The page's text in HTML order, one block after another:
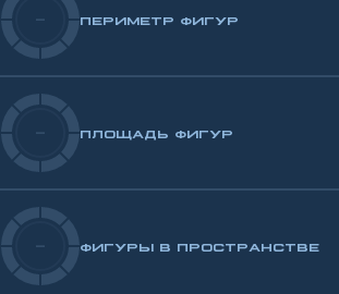
- ПЕРИМЕТР ФИГУР
- ПЛОЩАДЬ ФИГУР
- ФИГУРЫ В ПРОСТРАНСТВЕ